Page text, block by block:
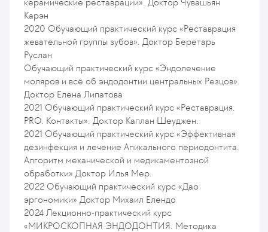
Карэн
2020 Обучающий практический курс «Реставрация
жевательной группы зубов». Доктор Беретарь
Руслан
Обучающий практический курс «Эндолечение
моляров и всё об эндодонтии центральных Резцов».
Доктор Елена Липатова
2021 Обучающий практический курс «Реставрация.
PRO. Контакты». Доктор Каплан Шеуджен.
2021 Обучающий практический курс «Эффективная
дезинфекция и лечение Апикального периодонтита.
Алгоритм механической и медикаментозной
обработки» Доктор Илья Мер.
2022 Обучающий практический курс «Дао
эргономики» Доктор Михаил Елендо
2024 Лекционно-практический курс
«МИКРОСКОПНАЯ ЭНДОДОНТИЯ. Методика